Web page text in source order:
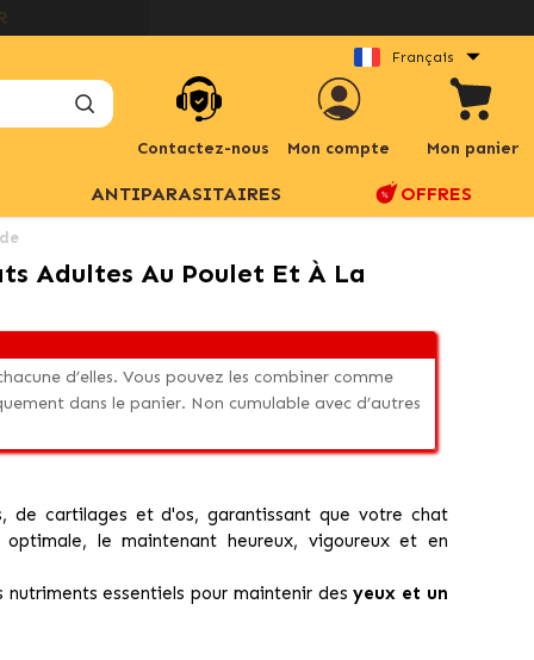
Français
Contactez-nous Mon compte Mon panier
ANTIPARASITAIRES OFFRES
Adultes Au Poulet Et À La
d’elles. Vous pouvez les combiner comme
dans le panier. Non cumulable avec d’autres
de cartilages et d'os, garantissant que votre chat
le maintenant heureux, vigoureux et en
nutriments essentiels pour maintenir desyeux et un